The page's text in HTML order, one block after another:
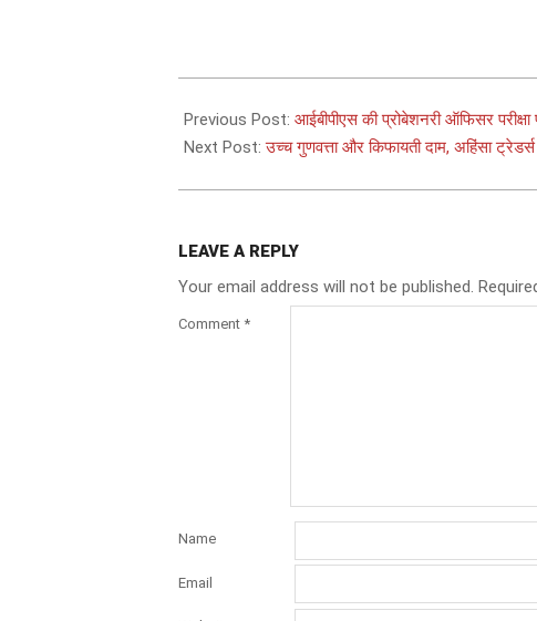
06-
28
Previous Post: आईबीपीएस की प्रोबेशनरी ऑफिसर परीक्षा
Next Post:उच्च गुणवत्ता और किफायती दाम, अहिंसा
LEAVE A REPLY
Your email address will not be published.
Comment *
Name
Email